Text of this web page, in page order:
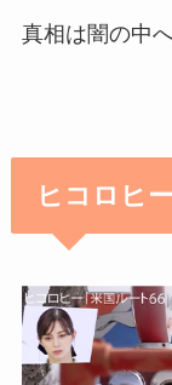
真相は闇の中
ヒコロヒ